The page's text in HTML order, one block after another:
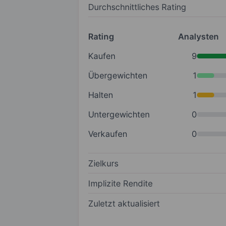
Durchschnittliches Rating
Rating
Analysten
Kaufen
9
Übergewichten
1
Halten
1
Untergewichten
0
Verkaufen
0
Zielkurs
Implizite Rendite
Zuletzt aktualisiert